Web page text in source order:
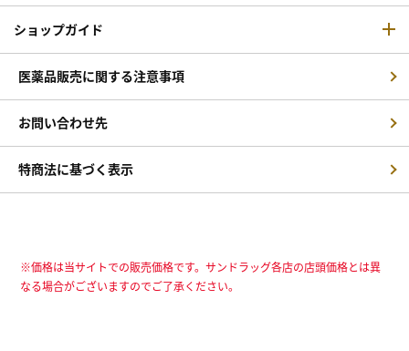
ショップガイド
医薬品販売に関する注意事項
お問い合わせ先
特商法に基づく表示
※価格は当サイトでの販売価格です。サンドラッグ各店の店頭価格とは異
なる場合がございますのでご了承ください。